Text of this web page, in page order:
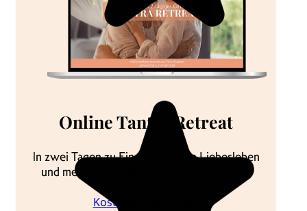
Online Tantra Retreat
In zwei Tagen zu Einem besseren Liebesleben
und mehr Verbindung zu deiner S*✗ualität
Kostenlos anmelden